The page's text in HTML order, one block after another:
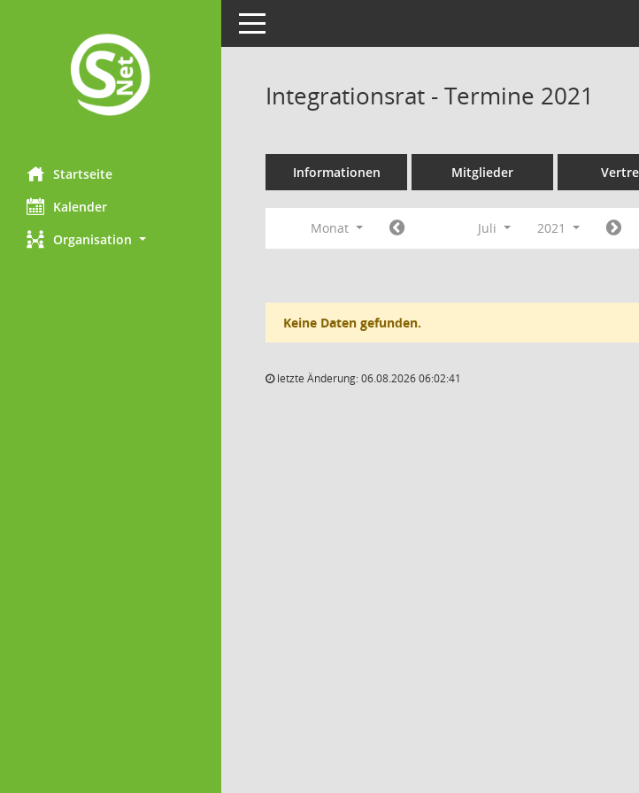
Startseite
Kalender
Organisation
Toggle navigation
Integrationsrat - Termine 2021
Informationen Mitglieder
Monat Juli 2021
Keine Daten gefunden.
letzte Änderung: 06.08.2026 06:02:41